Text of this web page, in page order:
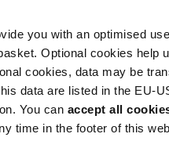
you with an optimised
Optional cookies help
cookies, data may be
data are listed in the EU-
You can accept all
time in the footer of this